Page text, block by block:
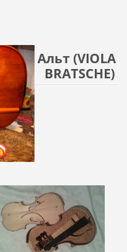
Альт (VIOLA
BRATSCHE)